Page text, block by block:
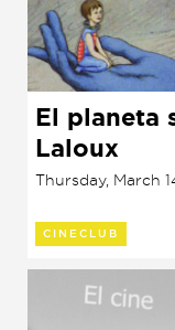
El planeta
Laloux
Thursday, March
CINECLUB